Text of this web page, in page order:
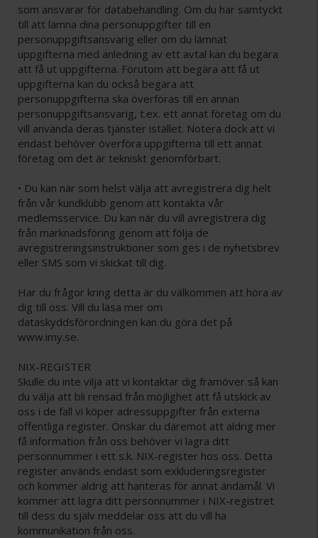
som ansvarar för databehandling. Om du har samtyckt
till att lämna dina personuppgifter till en
personuppgiftsansvarig eller om du lämnat
uppgifterna med anledning av ett avtal kan du begära
att få ut uppgifterna. Förutom att begära att få ut
uppgifterna kan du också begära att
personuppgifterna ska överföras till en annan
personuppgiftsansvarig, t.ex. ett annat företag om du
vill använda deras tjänster istället. Notera dock att vi
endast behöver överföra uppgifterna till ett annat
företag om det är tekniskt genomförbart.
• Du kan när som helst välja att avregistrera dig helt
från vår kundklubb genom att kontakta vår
medlemsservice. Du kan när du vill avregistrera dig
från marknadsföring genom att följa de
avregistreringsinstruktioner som ges i de nyhetsbrev
eller SMS som vi skickat till dig.
Har du frågor kring detta är du välkommen att höra av
dig till oss. Vill du läsa mer om
dataskyddsförordningen kan du göra det på
www.imy.se.
NIX-REGISTER
Skulle du inte vilja att vi kontaktar dig framöver så kan
du välja att bli rensad från möjlighet att få utskick av
oss i de fall vi köper adressuppgifter från externa
offentliga register. Önskar du däremot att aldrig mer
få information från oss behöver vi lagra ditt
personnummer i ett s.k. NIX-register hos oss. Detta
register används endast som exkluderingsregister
och kommer aldrig att hanteras för annat ändamål. Vi
kommer att lagra ditt personnummer i NIX-registret
till dess du själv meddelar oss att du vill ha
kommunikation från oss.